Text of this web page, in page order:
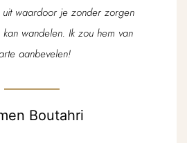
waardoor je zonder zorgen
wandelen. Ik zou hem van
aanbevelen!
Boutahri